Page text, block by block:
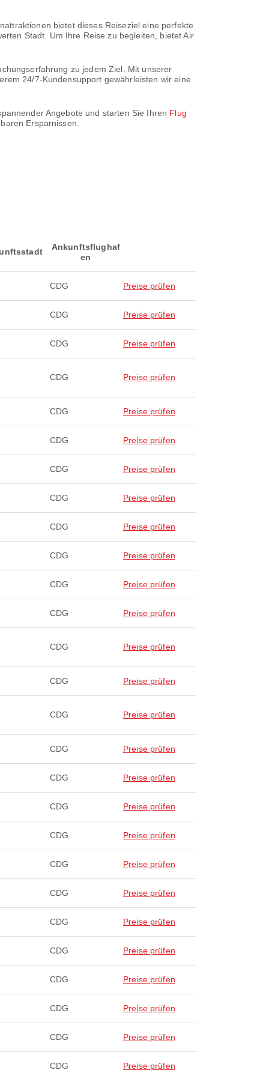
bietet dieses Reiseziel eine perfekte
Stadt. Um Ihre Reise zu begleiten, bietet Air
zu jedem Ziel. Mit unserer
24/7-Kundensupport gewährleisten wir eine
Angebote und starten Sie Ihren Flug
Ersparnissen.
Ankunftsflughaf
en
CDG Preise prüfen
CDG Preise prüfen
CDG Preise prüfen
CDG Preise prüfen
CDG Preise prüfen
CDG Preise prüfen
CDG Preise prüfen
CDG Preise prüfen
CDG Preise prüfen
CDG Preise prüfen
CDG Preise prüfen
CDG Preise prüfen
CDG Preise prüfen
CDG Preise prüfen
CDG Preise prüfen
CDG Preise prüfen
CDG Preise prüfen
CDG Preise prüfen
CDG Preise prüfen
CDG Preise prüfen
CDG Preise prüfen
CDG Preise prüfen
CDG Preise prüfen
CDG Preise prüfen
CDG Preise prüfen
CDG Preise prüfen
CDG Preise prüfen